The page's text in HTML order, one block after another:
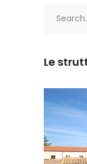
Le